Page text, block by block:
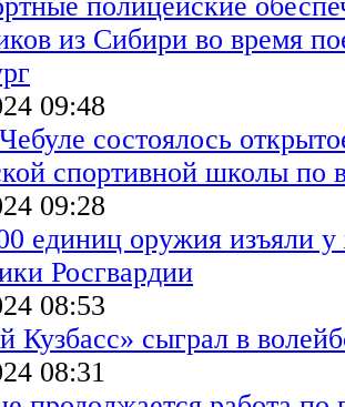
из Сибири во время
09:48
состоялось
спортивной школы по
09:28
единиц оружия изъяли у
Росгвардии
08:53
сыграл в
08:31